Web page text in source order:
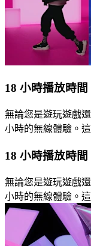
18 小時播放時間
無論您是遊玩遊戲
小時的無線體驗。
18 小時播放時間
無論您是遊玩遊戲
小時的無線體驗。